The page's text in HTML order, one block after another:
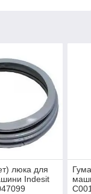
люка для
Indesit